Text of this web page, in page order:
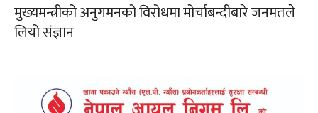
मुख्यमन्त्रीको अनुगमनको विरोधमा मोर्चाबन्दीबारे जनमतले
लियो संज्ञान